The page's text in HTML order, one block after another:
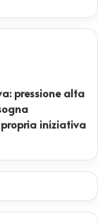
pressione alta
iniziativa